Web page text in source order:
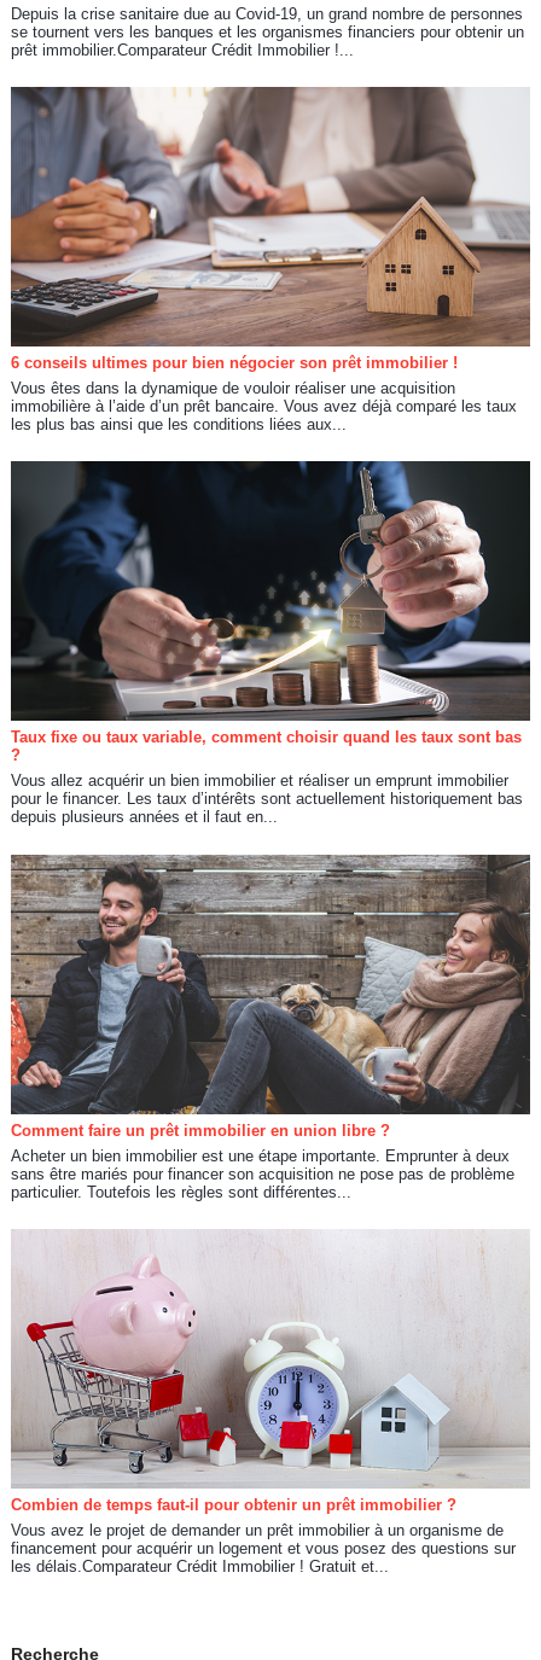
Depuis la crise sanitaire due au Covid-19, un grand nombre de personnes
se tournent vers les banques et les organismes financiers pour obtenir un
prêt immobilier.Comparateur Crédit Immobilier !...
6 conseils ultimes pour bien négocier son prêt immobilier !
Vous êtes dans la dynamique de vouloir réaliser une acquisition
immobilière à l’aide d’un prêt bancaire. Vous avez déjà comparé les taux
les plus bas ainsi que les conditions liées aux...
Taux fixe ou taux variable, comment choisir quand les taux sont bas
?
Vous allez acquérir un bien immobilier et réaliser un emprunt immobilier
pour le financer. Les taux d’intérêts sont actuellement historiquement bas
depuis plusieurs années et il faut en...
Comment faire un prêt immobilier en union libre ?
Acheter un bien immobilier est une étape importante. Emprunter à deux
sans être mariés pour financer son acquisition ne pose pas de problème
particulier. Toutefois les règles sont différentes...
Combien de temps faut-il pour obtenir un prêt immobilier ?
Vous avez le projet de demander un prêt immobilier à un organisme de
financement pour acquérir un logement et vous posez des questions sur
les délais.Comparateur Crédit Immobilier ! Gratuit et...
Recherche